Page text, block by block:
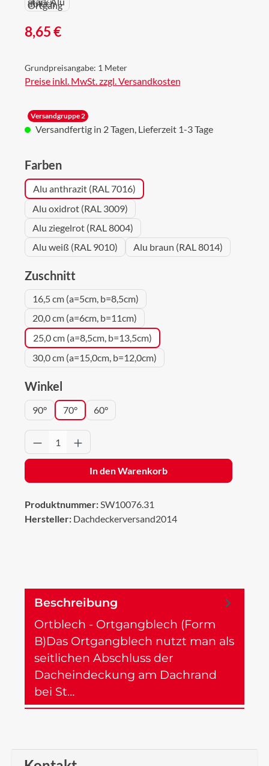
Regulärer Preis:
8,65 €
Grundpreisangabe: 1 Meter
Preise inkl. MwSt. zzgl. Versandkosten
Versandgruppe 2
Versandfertig in 2 Tagen, Lieferzeit 1-3 Tage
Farbenauswählen
Alu anthrazit (RAL 7016)
Alu oxidrot (RAL 3009)
Alu ziegelrot (RAL 8004)
Alu weiß (RAL 9010)
Alu braun (RAL 8014)
Zuschnitt
16,5 cm (a=5cm, b=8,5cm)
20,0 cm (a=6cm, b=11cm)
25,0 cm (a=8,5cm, b=13,5cm)
30,0 cm (a=15,0cm, b=12,0cm)
Winkel
90° 70° 60°
Produkt Anzahl: Gib den gewünschten
In den Warenkorb
Produktnummer:SW10076.31
Hersteller: Dachdeckerversand2014
Beschreibung
Ortblech - Ortgangblech (Form
B)Das Ortgangblech nutzt man als
seitlichen Abschluss der
Dacheindeckung am Dachrand
bei St…